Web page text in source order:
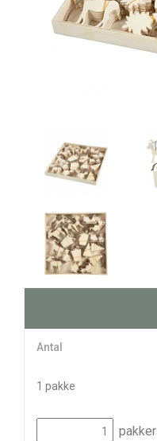
Antal
1 pakke
pakker